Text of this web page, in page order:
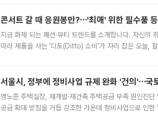
콘서트 갈 때 응원봉만?⋯'최애' 위한 필수품
지금 화제 되는 패션·뷰티 트렌드를 소개합니다. 자신의
따라 제품을 사는 '디토(Ditto) 소비'가 자리 잡은 오늘,
서울시, 정부에 정비사업 규제 완화 '건의'⋯
명노준 주택실장, 재개발·재건축 주택공급 부족 원인진
공급 확대 방침을 거듭 강조한 가운데 정비사업으로 인